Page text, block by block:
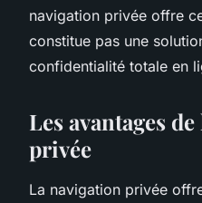
navigation privée offre
constitue pas une
confidentialité totale en
Les avantages
privée
La navigation privée